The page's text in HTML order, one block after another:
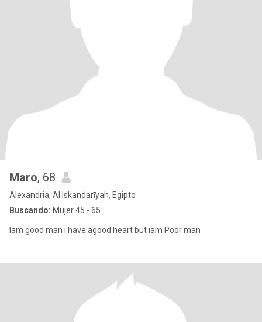
Maro, 68
Alexandria, Al Iskandarīyah, Egipto
Buscando: Mujer 45 - 65
Iam good man i have agood heart but iam Poor man